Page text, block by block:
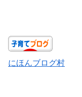
にほんブログ村